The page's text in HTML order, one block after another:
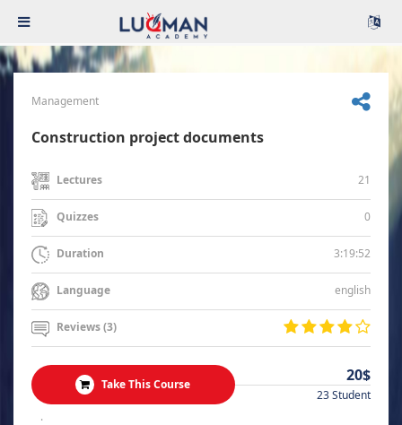
Management
Construction project documents
Lectures 21
Quizzes 0
Duration 3:19:52
Language english
Reviews (3)
Take This Course 20$
23 Student
.